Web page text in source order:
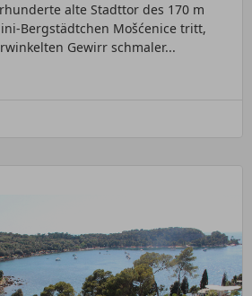
alte Stadttor des 170 m
Bergstädtchen Mošćenice tritt,
Gewirr schmaler...